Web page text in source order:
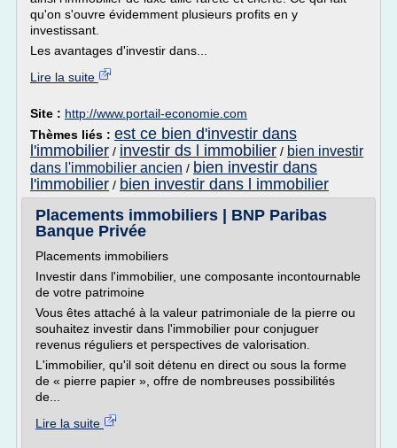
qu'on s'ouvre évidemment plusieurs profits en y
investissant.
Les avantages d'investir dans...
Lire la suite
Site : http://www.portail-economie.com
Thèmes liés : est ce bien d'investir dans
l'immobilier / investir ds l immobilier / bien investir
dans l'immobilier ancien / bien investir dans
l'immobilier / bien investir dans l immobilier
Placements immobiliers | BNP Paribas
Banque Privée
Placements immobiliers
Investir dans l'immobilier, une composante incontournable
de votre patrimoine
Vous êtes attaché à la valeur patrimoniale de la pierre ou
souhaitez investir dans l'immobilier pour conjuguer
revenus réguliers et perspectives de valorisation.
L'immobilier, qu'il soit détenu en direct ou sous la forme
de « pierre papier », offre de nombreuses possibilités
de...
Lire la suite